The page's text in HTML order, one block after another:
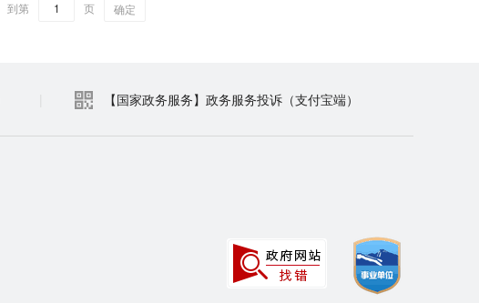
到第 页 确定
【国家政务服务】政务服务投诉（支付宝端）